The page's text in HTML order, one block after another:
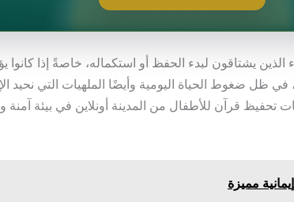
يشتاقون لبدء الحفظ أو استكماله، خاصةً إذا كانوا
ضغوط الحياة اليومية وأيضًا الملهيات التي نحيد
تحفيظ قرآن للأطفال من المدينة أونلاين في بيئة
مميزة